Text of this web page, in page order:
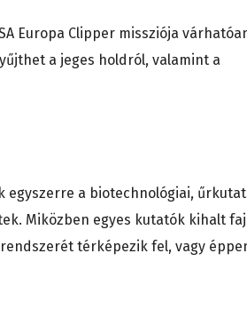
Europa Clipper missziója
a jeges holdról, valamint a
a biotechnológiai,
Miközben egyes kutatók kihalt
térképezik fel, vagy